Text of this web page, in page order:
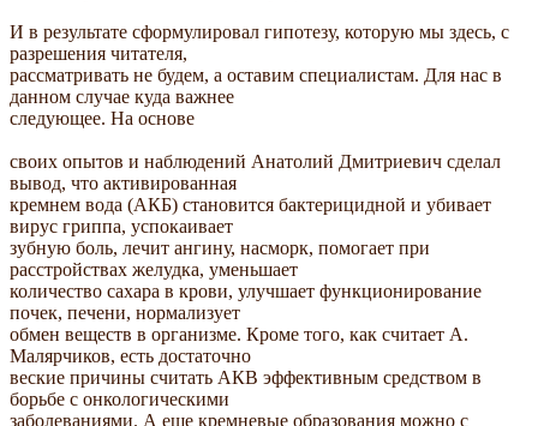
И в результате сформулировал гипотезу, которую мы здесь, с
разрешения читателя,
рассматривать не будем, а оставим специалистам. Для нас в
данном случае куда важнее
следующее. На основе
своих опытов и наблюдений Анатолий Дмитриевич сделал
вывод, что активированная
кремнем вода (АКБ) становится бактерицидной и убивает
вирус гриппа, успокаивает
зубную боль, лечит ангину, насморк, помогает при
расстройствах желудка, уменьшает
количество сахара в крови, улучшает функционирование
почек, печени, нормализует
обмен веществ в организме. Кроме того, как считает А.
Малярчиков, есть достаточно
веские причины считать АКВ эффективным средством в
борьбе с онкологическими
заболеваниями. А еще кремневые образования можно с